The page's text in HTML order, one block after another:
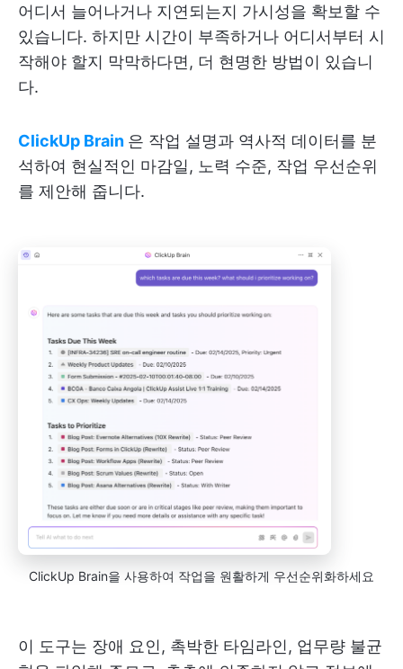
어디서 늘어나거나 지연되는지 가시성을 확보할 수
있습니다. 하지만 시간이 부족하거나 어디서부터 시
작해야 할지 막막하다면, 더 현명한 방법이 있습니
다.
ClickUp Brain 은 작업 설명과 역사적 데이터를 분
석하여 현실적인 마감일, 노력 수준, 작업 우선순위
를 제안해 줍니다.
ClickUp Brain을 사용하여 작업을 원활하게 우선순위화하세요
이 도구는 장애 요인, 촉박한 타임라인, 업무량 불균